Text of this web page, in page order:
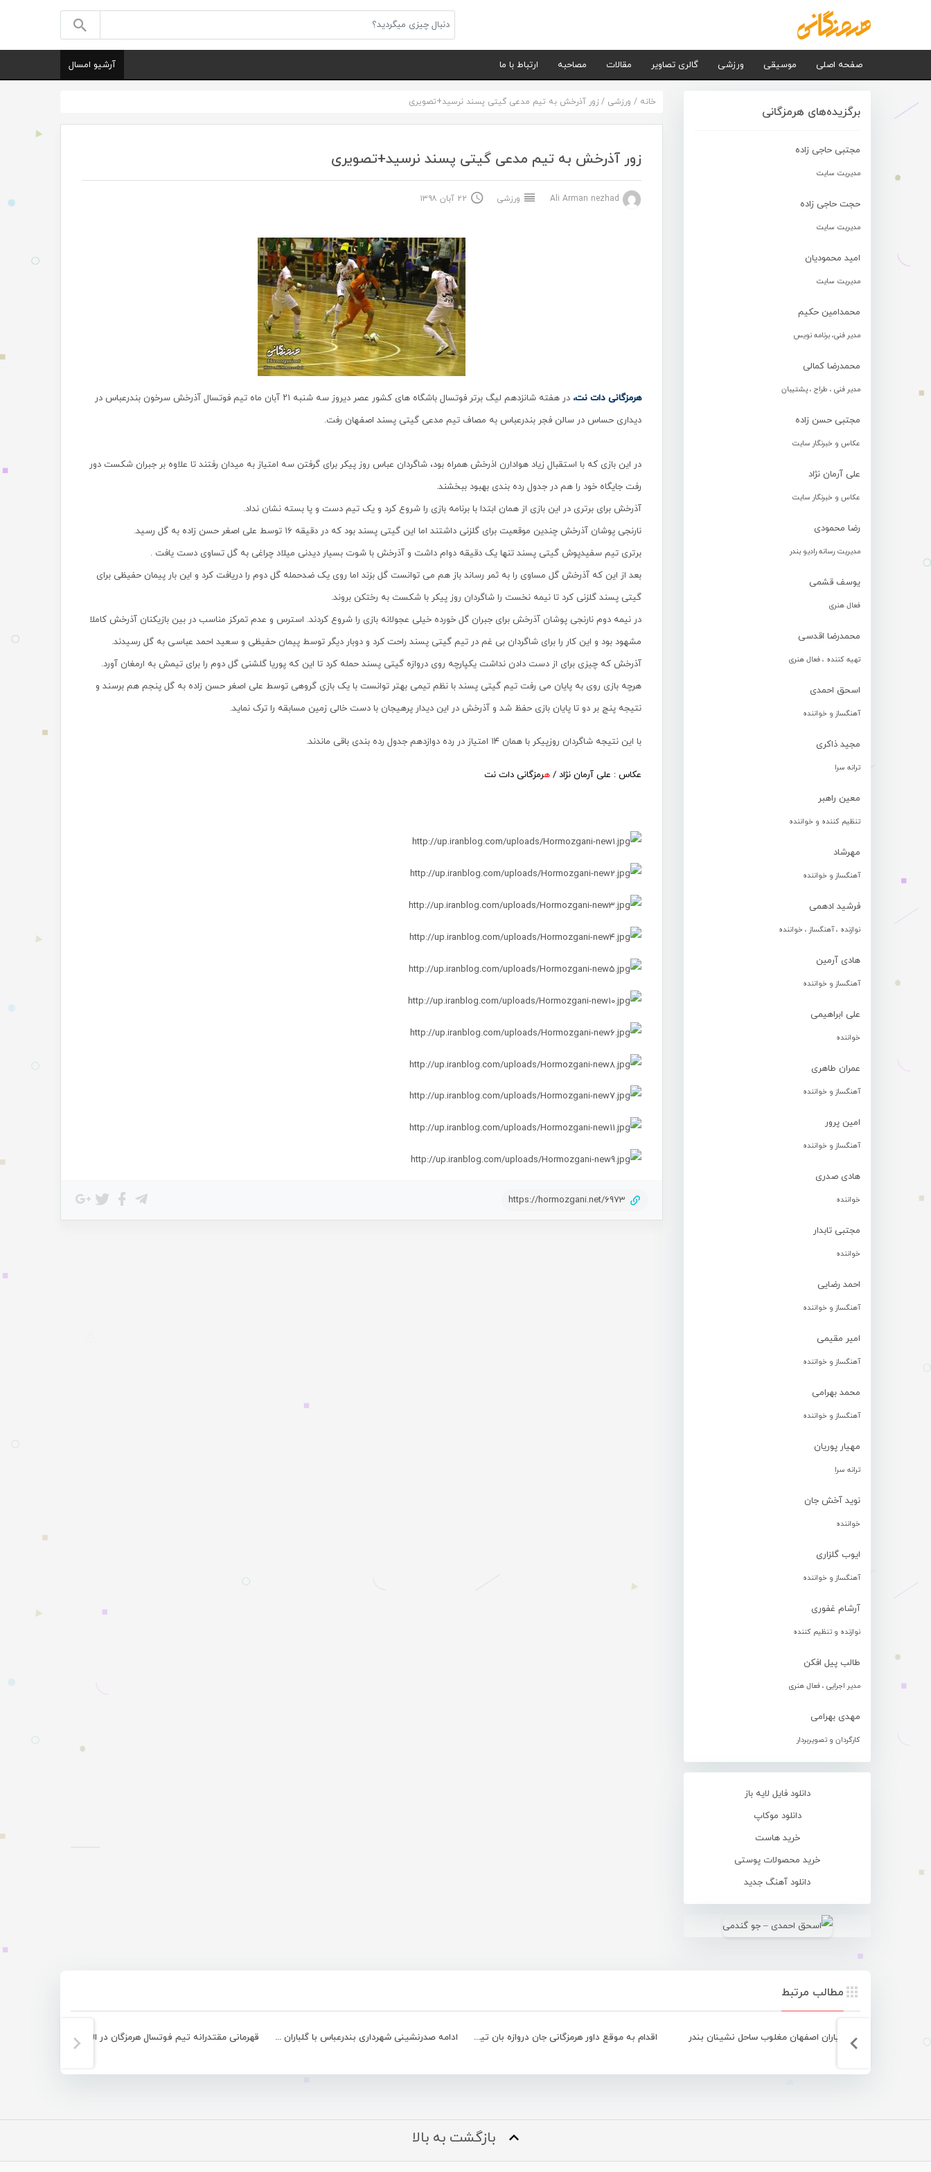
صفحه اصلی موسیقی ورزشی گالری تصاویر مقالات مصاحبه ارتباط با ما آرشیو امسال
برگزیده‌های هرمزگانی
مجتبی حاجی زاده
مدیریت سایت
حجت حاجی زاده
مدیریت سایت
امید محمودیان
مدیریت سایت
محمدامین حکیم
مدیر فنی، برنامه نویس
محمدرضا کمالی
مدیر فنی ، طراح ، پشتیبان
مجتبی حسن زاده
عکاس و خبرنگار سایت
علی آرمان نژاد
عکاس و خبرنگار سایت
رضا محمودی
مدیریت رسانه رادیو بندر
یوسف قشمی
فعال هنری
محمدرضا اقدسی
تهیه کننده ، فعال هنری
اسحق احمدی
آهنگساز و خواننده
مجید ذاکری
ترانه سرا
معین راهبر
تنظیم کننده و خواننده
مهرشاد
آهنگساز و خواننده
فرشید ادهمی
نوازنده ، آهنگساز ، خواننده
هادی آرمین
آهنگساز و خواننده
علی ابراهیمی
خواننده
عمران طاهری
آهنگساز و خواننده
امین پرور
آهنگساز و خواننده
هادی صدری
خواننده
مجتبی تابدار
خواننده
احمد رضایی
آهنگساز و خواننده
امیر مقیمی
آهنگساز و خواننده
محمد بهرامی
آهنگساز و خواننده
مهیار پوریان
ترانه سرا
نوید آخش جان
خواننده
ایوب گلزاری
آهنگساز و خواننده
آرشام غفوری
نوازنده و تنظیم کننده
طالب پیل افکن
مدیر اجرایی ، فعال هنری
مهدی بهرامی
کارگردان و تصویربردار
دانلود فایل لایه باز
دانلود موکاپ
خرید هاست
خرید محصولات پوستی
دانلود آهنگ جدید
خانه / ورزشی / زور آذرخش به تیم مدعی گیتی پسند نرسید+تصویری
زور آذرخش به تیم مدعی گیتی پسند نرسید+تصویری
ورزشی ۲۲ آبان ۱۳۹۸
هرمزگانی دات نت،
در هفته شانزدهم لیگ برتر فوتسال باشگاه های کشور عصر دیروز سه شنبه ۲۱ آبان ماه تیم فوتسال آذرخش سرخون بندرعباس در
دیداری حساس در سالن فجر بندرعباس به مصاف تیم مدعی گیتی پسند اصفهان رفت.
در این بازی که با استقبال زیاد هوادارن اذرخش همراه بود، شاگردان عباس روز پیکر برای گرفتن سه امتیاز به میدان رفتند تا علاوه بر جبران شکست دور
رفت جایگاه خود را هم در جدول رده بندی بهبود ببخشند.
آذرخش برای برتری در این بازی از همان ابتدا با برنامه بازی را شروع کرد و یک تیم دست و پا بسته نشان نداد.
نارنجی پوشان آذرخش چندین موقعیت برای گلزنی داشتند اما این گیتی پسند بود که در دقیقه ۱۶ توسط علی اصغر حسن زاده به گل رسید.
برتری تیم سفیدپوش گیتی پسند تنها یک دقیقه دوام داشت و آذرخش با شوت بسیار دیدنی میلاد چراغی به گل تساوی دست یافت .
بعد از این که آذرخش گل مساوی را به ثمر رساند باز هم می توانست گل بزند اما روی یک ضدحمله گل دوم را دریافت کرد و این بار پیمان حفیظی برای
گیتی پسند گلزنی کرد تا نیمه نخست را شاگردان روز پیکر با شکست به رختکن بروند.
در نیمه دوم نارنجی پوشان آذرخش برای جبران گل خورده خیلی عجولانه بازی را شروع کردند. استرس و عدم تمرکز مناسب در بین بازیکنان آذرخش کاملا
مشهود بود و این کار را برای شاگردان بی غم در تیم گیتی پسند راحت کرد و دوبار دیگر توسط پیمان حفیظی و سعید احمد عباسی به گل رسیدند.
آذرخش که چیزی برای از دست دادن نداشت یکپارچه روی دروازه گیتی پسند حمله کرد تا این که پوریا گلشنی گل دوم را برای تیمش به ارمغان آورد.
هرچه بازی روی به پایان می رفت تیم گیتی پسند با نظم تیمی بهتر توانست با یک بازی گروهی توسط علی اصغر حسن زاده به گل پنجم هم برسند و
نتیجه پنج بر دو تا پایان بازی حفظ شد و آذرخش در این دیدار پرهیجان با دست خالی زمین مسابقه را ترک نماید.
با این نتیجه شاگردان روزپیکر با همان ۱۴ امتیاز در رده دوازدهم جدول رده بندی باقی ماندند.
عکاس : علی آرمان نژاد / هرمزگانی دات نت
https://hormozgani.net/6973
مطالب مرتبط
یاران اصفهان مغلوب ساحل نشینان بندر اقدام به موقع داور هرمزگانی جان دروازه بان تیم عالمین دمیلو را نجات داد ادامه صدرنشینی شهرداری بندرعباس با گلباران تیم آبادانی قهرمانی مقتدرانه تیم فوتسال هرمزگان در المپیاد استعداد‌های برتر کشور
بازگشت به بالا